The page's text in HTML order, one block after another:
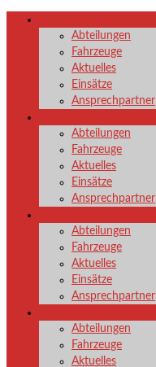
Abteilungen
Fahrzeuge
Aktuelles
Einsätze
Ansprechpartner
Abteilungen
Fahrzeuge
Aktuelles
Einsätze
Ansprechpartner
Abteilungen
Fahrzeuge
Aktuelles
Einsätze
Ansprechpartner
Abteilungen
Fahrzeuge
Aktuelles